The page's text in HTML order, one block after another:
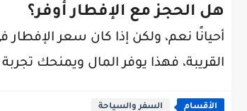
هل الحجز مع الإفطار أوفر؟
أحيانًا نعم، ولكن إذا كان سعر
القريبة، فهذا يوفر المال ويمنحك
الأقسام السفر والسياحة